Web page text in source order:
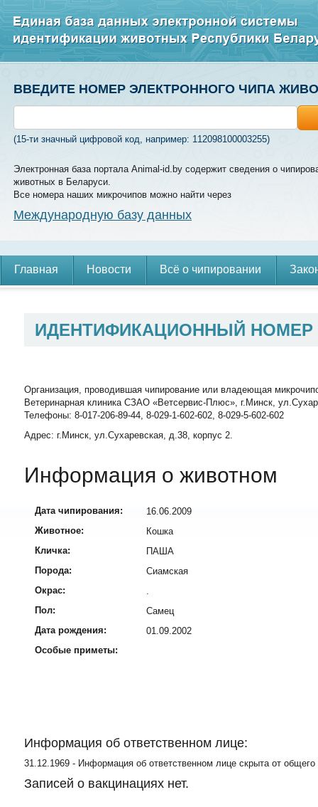
ВВЕДИТЕ НОМЕР ЭЛЕКТРОННОГО ЧИПА
(15-ти значный цифровой код, например: 112098100003255)
Электронная база портала Animal-id.by содержит сведения о
животных в Беларуси.
Все номера наших микрочипов можно найти через
Международную базу данных
Главная Новости Всё о чипировании
ИДЕНТИФИКАЦИОННЫЙ
Организация, проводившая чипирование или владеющая
Ветеринарная клиника СЗАО «Ветсервис-Плюс», г.Минск,
Телефоны: 8-017-206-89-44, 8-029-1-602-602, 8-029-5-602-602
Адрес: г.Минск, ул.Сухаревская, д.38, корпус 2.
Информация о животном
Дата чипирования:
16.06.2009
Животное:
Кошка
Кличка:
ПАША
Порода:
Сиамская
Окрас:
.
Пол:
Самец
Дата рождения:
01.09.2002
Особые приметы:
Информация об ответственном лице:
31.12.1969 - Информация об ответственном лице скрыта от общего
Записей о вакцинациях нет.